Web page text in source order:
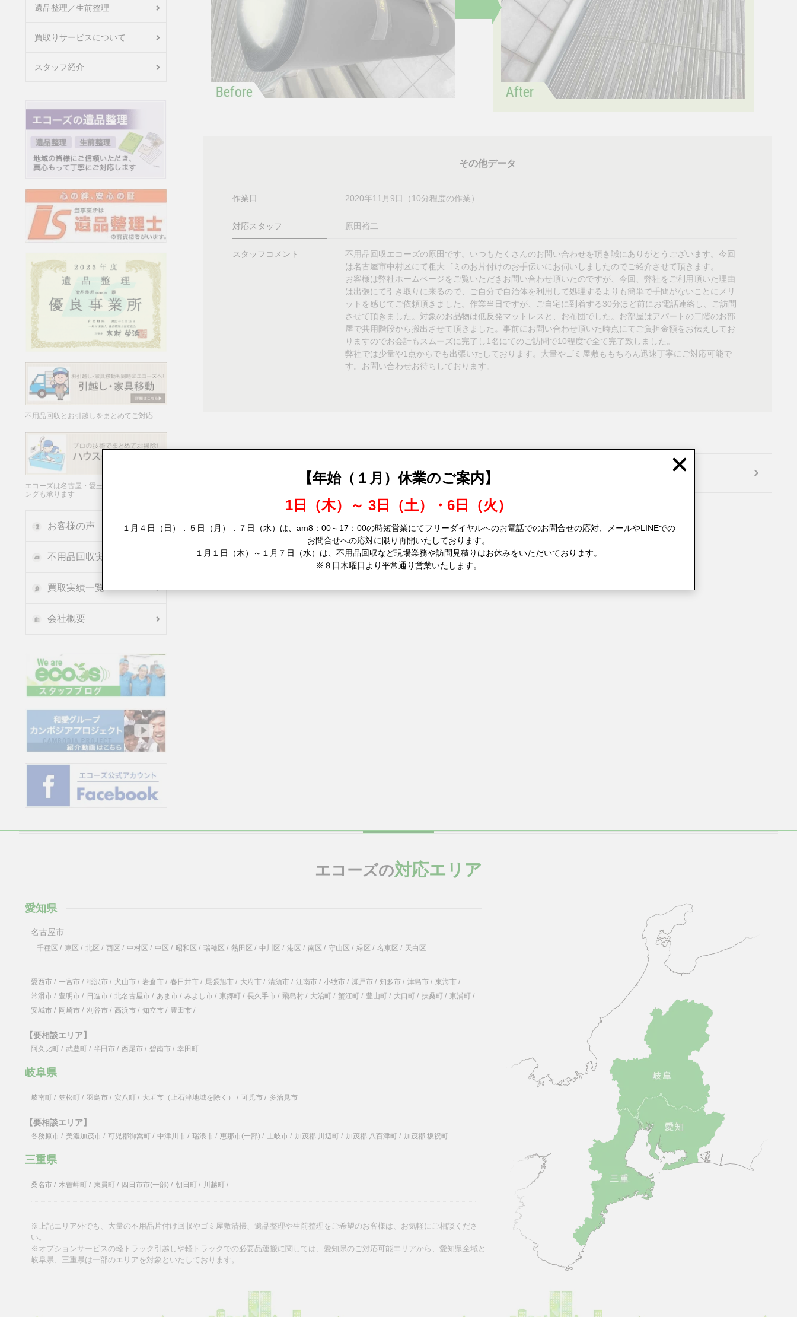
遺品整理／生前整理
買取りサービスについて
スタッフ紹介
不用品回収とお引越しをまとめてご対応
エコーズは名古屋・愛三岐でハウスクリーニ
ングも承ります
お客様の声
不用品回収実績
買取実績一覧
会社概要
その他データ
作業日 2020年11月9日（10分程度の作業）
対応スタッフ 原田裕二
スタッフコメント
不用品回収エコーズの原田です。いつもたくさんのお問い合わせを頂き誠にありがとうございます。今回
は名古屋市中村区にて粗大ゴミのお片付けのお手伝いにお伺いしましたのでご紹介させて頂きます。
お客様は弊社ホームページをご覧いただきお問い合わせ頂いたのですが、今回、弊社をご利用頂いた理由
は出張にて引き取りに来るので、ご自分で自治体を利用して処理するよりも簡単で手間がないことにメリ
ットを感じてご依頼頂きました。作業当日ですが、ご自宅に到着する30分ほど前にお電話連絡し、ご訪問
させて頂きました。対象のお品物は低反発マットレスと、お布団でした。お部屋はアパートの二階のお部
屋で共用階段から搬出させて頂きました。事前にお問い合わせ頂いた時点にてご負担金額をお伝えしてお
りますのでお会計もスムーズに完了し1名にてのご訪問で10程度で全て完了致しました。
弊社では少量や1点からでも出張いたしております。大量やゴミ屋敷ももちろん迅速丁寧にご対応可能で
す。お問い合わせお待ちしております。
前の事例 一覧へ戻る
エコーズの対応エリア
愛知県
名古屋市
千種区 / 東区 / 北区 / 西区 / 中村区 / 中区 / 昭和区 / 瑞穂区 / 熱田区 / 中川区 / 港区 / 南区 / 守山区 / 緑区 / 名東区 / 天白区
愛西市 / 一宮市 / 稲沢市 / 犬山市 / 岩倉市 / 春日井市 / 尾張旭市 / 大府市 / 清須市 / 江南市 / 小牧市 / 瀬戸市 / 知多市 / 津島市 / 東海市 /
常滑市 / 豊明市 / 日進市 / 北名古屋市 / あま市 / みよし市 / 東郷町 / 長久手市 / 飛島村 / 大治町 / 蟹江町 / 豊山町 / 大口町 / 扶桑町 / 東浦町 /
安城市 / 岡崎市 / 刈谷市 / 高浜市 / 知立市 / 豊田市 /
【要相談エリア】
阿久比町 / 武豊町 / 半田市 / 西尾市 / 碧南市 / 幸田町
岐阜県
岐南町 / 笠松町 / 羽島市 / 安八町 / 大垣市（上石津地域を除く） / 可児市 / 多治見市
【要相談エリア】
各務原市 / 美濃加茂市 / 可児郡御嵩町 / 中津川市 / 瑞浪市 / 恵那市(一部) / 土岐市 / 加茂郡 川辺町 / 加茂郡 八百津町 / 加茂郡 坂祝町
三重県
桑名市 / 木曽岬町 / 東員町 / 四日市市(一部) / 朝日町 / 川越町 /
※上記エリア外でも、大量の不用品片付け回収やゴミ屋敷清掃、遺品整理や生前整理をご希望のお客様は、お気軽にご相談くださ
い。
※オプションサービスの軽トラック引越しや軽トラックでの必要品運搬に関しては、愛知県のご対応可能エリアから、愛知県全域と
岐阜県、三重県は一部のエリアを対象といたしております。
【年始（１月）休業のご案内】
1日（木）～ 3日（土）・6日（火）
１月４日（日）．５日（月）．７日（水）は、am8：00～17：00の時短営業にてフリーダイヤルへのお電話でのお問合せの応対、メールやLINEでの
お問合せへの応対に限り再開いたしております。
１月１日（木）～１月７日（水）は、不用品回収など現場業務や訪問見積りはお休みをいただいております。
※８日木曜日より平常通り営業いたします。
Close